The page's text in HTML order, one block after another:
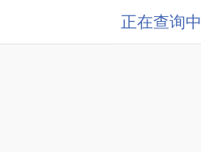
正在查询中